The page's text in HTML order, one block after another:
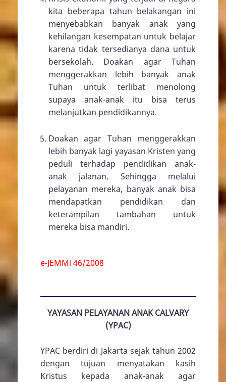
kita beberapa tahun belakangan ini
menyebabkan banyak anak yang
kehilangan kesempatan untuk belajar
karena tidak tersedianya dana untuk
bersekolah. Doakan agar Tuhan
menggerakkan lebih banyak anak
Tuhan untuk terlibat menolong
supaya anak-anak itu bisa terus
melanjutkan pendidikannya.
Doakan agar Tuhan menggerakkan
lebih banyak lagi yayasan Kristen yang
peduli terhadap pendidikan anak-
anak jalanan. Sehingga melalui
pelayanan mereka, banyak anak bisa
mendapatkan pendidikan dan
keterampilan tambahan untuk
mereka bisa mandiri.
e-JEMMi 46/2008
YAYASAN PELAYANAN ANAK CALVARY
(YPAC)
YPAC berdiri di Jakarta sejak tahun 2002
dengan tujuan menyatakan kasih
Kristus kepada anak-anak agar